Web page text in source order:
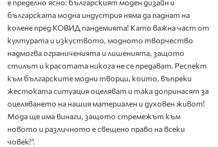
е пределно ясно: българският моден дизайн и
българската модна индустрия няма да паднат на
колене пред КОВИД пандемията! Като важна част от
културата и изкуството, модното творчество
надмогва ограниченията и лишенията, защото
стилът и красотата никога не се предават. Респект
към българските модни творци, които, въпреки
жестоката ситуация оцеляват и така допринасят за
оцеляването на нашия материален и духовен живот!
Мода ще има винаги, защото стремежът към
новото и различното е свещено право на всеки
човек!“.